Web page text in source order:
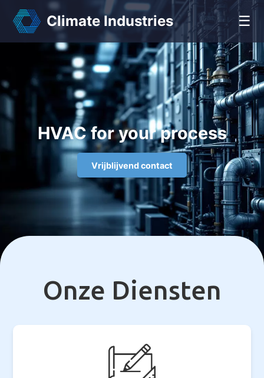
Climate Industries ☰
HVAC for your process
Vrijblijvend contact
Onze Diensten